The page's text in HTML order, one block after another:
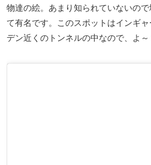
物達の絵。あまり知られていないの
て有名です。このスポットはインギ
デン近くのトンネルの中なので、よ～